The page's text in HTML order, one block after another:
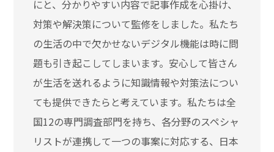
にと、分かりやすい内容で記事作成を心掛け、
対策や解決策について監修をしました。私たち
の生活の中で欠かせないデジタル機能は時に問
題も引き起こしてしまいます。安心して皆さん
が生活を送れるように知識情報や対策法につい
ても提供できたらと考えています。私たちは全
国12の専門調査部門を持ち、各分野のスペシャ
リストが連携して一つの事案に対応する、日本